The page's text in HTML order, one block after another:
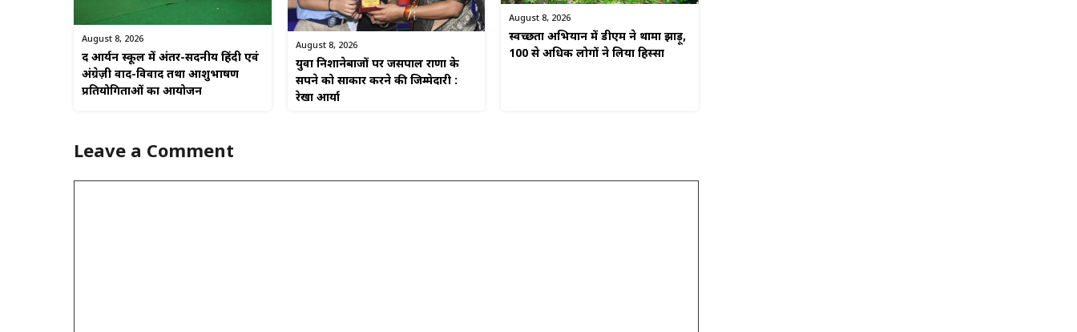
August 8, 2026
द आर्यन स्कूल में अंतर-सदनीय हिंदी एवं
अंग्रेज़ी वाद-विवाद तथा आशुभाषण
प्रतियोगिताओं का आयोजन
August 8, 2026
युवा निशानेबाजों पर जसपाल राणा के
सपने को साकार करने की जिम्मेदारी :
रेखा आर्या
August 8, 2026
स्वच्छता अभियान में डीएम ने थामा झाड़ू,
100 से अधिक लोगों ने लिया हिस्सा
Leave a Comment